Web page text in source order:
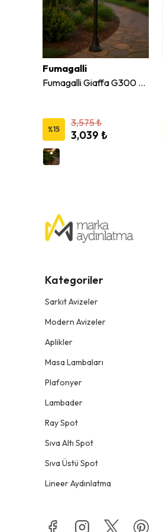
Fumagalli
Fumagalli Giaffa G300 Siyah Bahçe Armatür E27
%15
3,575 ₺
3,039 ₺
Kategoriler
Sarkıt Avizeler
Modern Avizeler
Aplikler
Masa Lambaları
Plafonyer
Lambader
Ray Spot
Sıva Altı Spot
Sıva Üstü Spot
Lineer Aydınlatma